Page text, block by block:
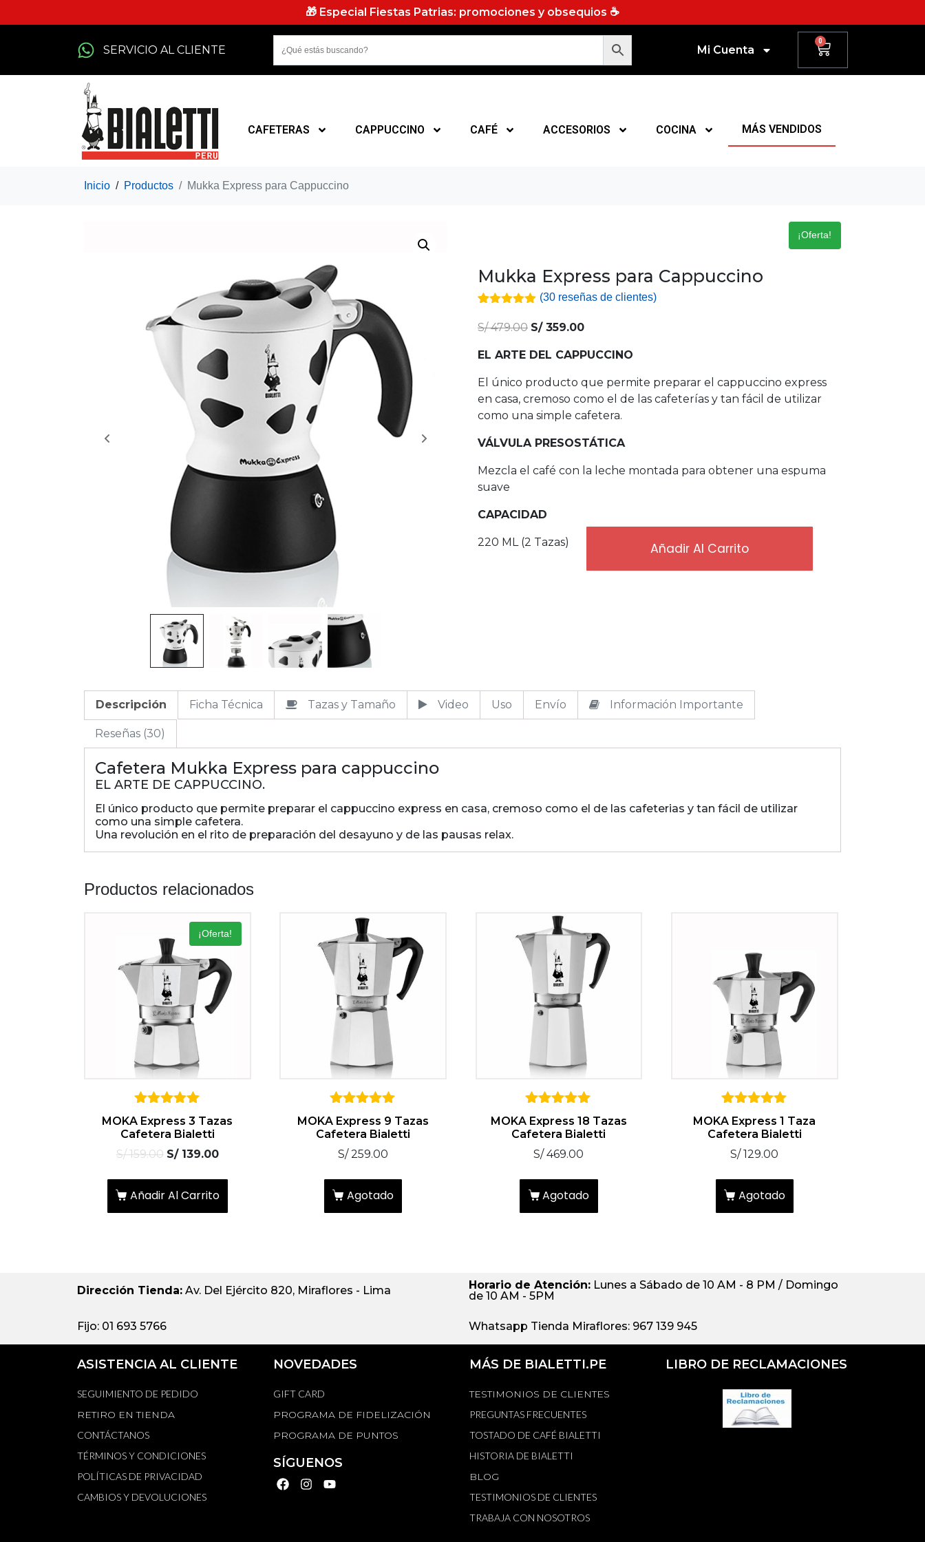
🎁 Especial Fiestas Patrias: promociones y obsequios ☕
SERVICIO AL CLIENTE Mi Cuenta
0
CAFETERAS CAPPUCCINO CAFÉ ACCESORIOS COCINA MÁS VENDIDOS
Inicio Productos Mukka Express para Cappuccino
¡Oferta!
Mukka Express para Cappuccino
basado en
valoración
(30 reseñas de clientes)
S/479.00 S/359.00
EL ARTE DEL CAPPUCCINO
El único producto que permite preparar el cappuccino express
en casa, cremoso como el de las cafeterías y tan fácil de utilizar
como una simple cafetera.
VÁLVULA PRESOSTÁTICA
Mezcla el café con la leche montada para obtener una espuma
suave
CAPACIDAD
220 ML (2 Tazas) Añadir Al Carrito
Descripción Ficha Técnica Tazas y Tamaño Video Uso Envío Información Importante
Reseñas (30)
Cafetera Mukka Express para cappuccino
EL ARTE DE CAPPUCCINO.
El único producto que permite preparar el cappuccino express en casa, cremoso como el de las cafeterias y tan fácil de utilizar
como una simple cafetera.
Una revolución en el rito de preparación del desayuno y de las pausas relax.
Productos relacionados
¡Oferta!
sobre 5
MOKA Express 3 Tazas
Cafetera Bialetti
S/159.00 S/139.00
Añadir Al Carrito
sobre 5
MOKA Express 9 Tazas
Cafetera Bialetti
S/ 259.00
Agotado
sobre 5
MOKA Express 18 Tazas
Cafetera Bialetti
S/ 469.00
Agotado
sobre 5
MOKA Express 1 Taza
Cafetera Bialetti
S/ 129.00
Agotado
Dirección Tienda: Av. Del Ejército 820, Miraflores - Lima Horario de Atención:Lunes a Sábado de 10 AM - 8 PM / Domingo
de 10 AM - 5PM
Fijo: 01 693 5766 Whatsapp Tienda Miraflores: 967 139 945
ASISTENCIA AL CLIENTE
SEGUIMIENTO DE PEDIDO
RETIRO EN TIENDA
CONTÁCTANOS
TÉRMINOS Y CONDICIONES
POLÍTICAS DE PRIVACIDAD
CAMBIOS Y DEVOLUCIONES
NOVEDADES
GIFT CARD
PROGRAMA DE FIDELIZACIÓN
PROGRAMA DE PUNTOS
SÍGUENOS
MÁS DE BIALETTI.PE
TESTIMONIOS DE CLIENTES
PREGUNTAS FRECUENTES
TOSTADO DE CAFÉ BIALETTI
HISTORIA DE BIALETTI
BLOG
TESTIMONIOS DE CLIENTES
TRABAJA CON NOSOTROS
LIBRO DE RECLAMACIONES